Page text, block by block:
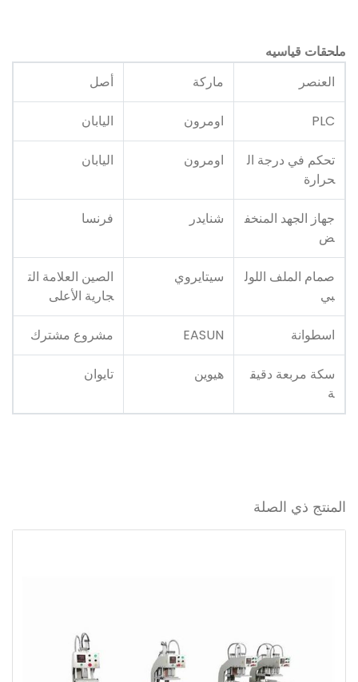
ملحقات قياسيه
العنصر
ماركة أصل
PLC اومرون اليابان
تحكم في درجة ال
حرارة
اومرون اليابان
جهاز الجهد المنخف
ض
شنايدر فرنسا
صمام الملف اللول
بي
سيتايروي
الصين العلامة الت
جارية الأعلى
اسطوانة EASUN مشروع مشترك
سكة مربعة دقيق
ة
هيوين تايوان
المنتج ذي الصلة